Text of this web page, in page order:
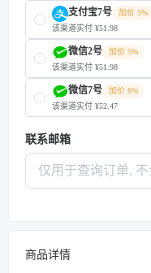
支付宝7号
加价 5%
该渠道实付 ¥51.98
微信2号
加价 5%
该渠道实付 ¥51.98
微信7号
加价 6%
该渠道实付 ¥52.47
联系邮箱
商品详情